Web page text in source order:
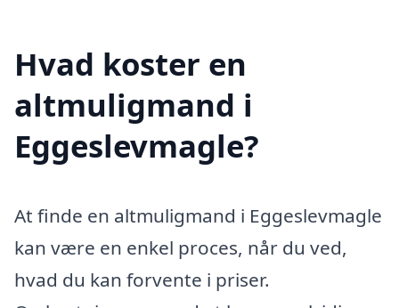
Hvad koster en
altmuligmand i
Eggeslevmagle?
At finde en altmuligmand i Eggeslevmagle
kan være en enkel proces, når du ved,
hvad du kan forvente i priser.